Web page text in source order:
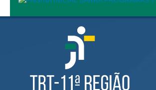
PJE
Cadastrar Processos
Listar Processos
Portal Conciliação
Inscrição para mediação e conciliação –